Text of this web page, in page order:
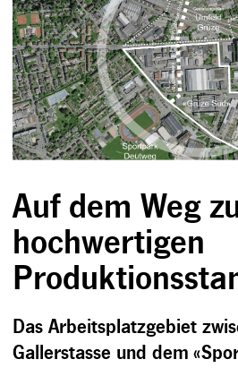
Auf dem Weg
hochwertigen
Das Arbeitsplatzgebiet
Gallerstasse und dem